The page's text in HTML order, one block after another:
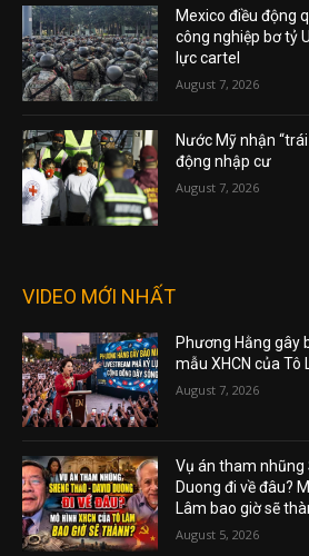
Mexico điều động
công nghiệp bơ tỷ
lực cartel
August 7, 2026
Nước Mỹ nhận
động nhập cư
August 7, 2026
VIDEO MỚI NHẤT
Phương Hằng gây
mẫu XHCN của Tô
August 7, 2026
Vụ án tham nhũng
Duong đi về đâu?
Lâm bao giờ sẽ
August 5, 2026